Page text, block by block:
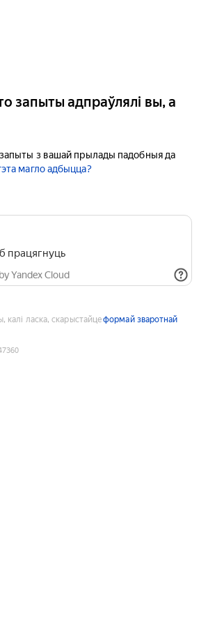
запыты адпраўлялі вы, а
з вашай прылады падобныя да
магло адбыцца?
працягнуць
Yandex Cloud
калі ласка, скарыстайцеформай зваротнай